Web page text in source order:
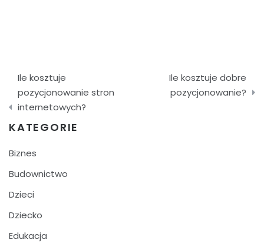
Nawigacja
wpisu
Ile kosztuje
pozycjonowanie stron
internetowych?
Ile kosztuje dobre
pozycjonowanie?
KATEGORIE
Biznes
Budownictwo
Dzieci
Dziecko
Edukacja